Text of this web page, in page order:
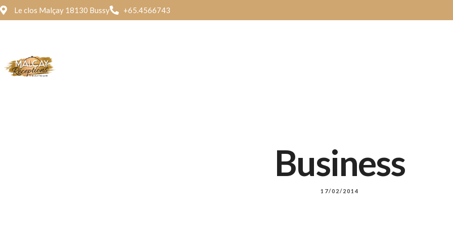
Le clos Malçay 18130 Bussy +65.4566743
Menu Grid
Business
17/02/2014